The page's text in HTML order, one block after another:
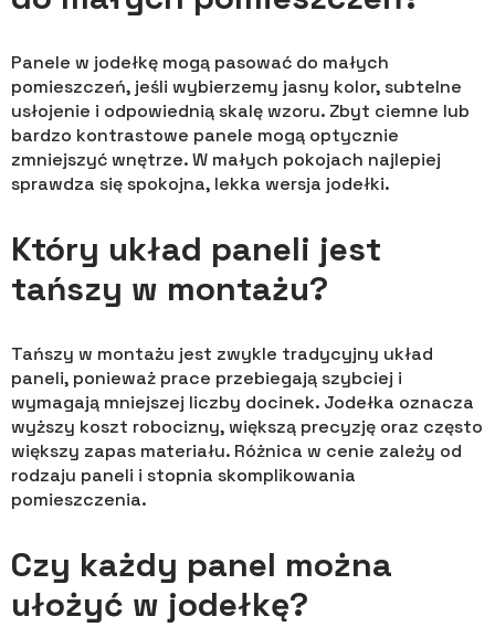
Panele w jodełkę mogą pasować do małych
pomieszczeń, jeśli wybierzemy jasny kolor, subtelne
usłojenie i odpowiednią skalę wzoru. Zbyt ciemne lub
bardzo kontrastowe panele mogą optycznie
zmniejszyć wnętrze. W małych pokojach najlepiej
sprawdza się spokojna, lekka wersja jodełki.
Który układ paneli jest
tańszy w montażu?
Tańszy w montażu jest zwykle tradycyjny układ
paneli, ponieważ prace przebiegają szybciej i
wymagają mniejszej liczby docinek. Jodełka oznacza
wyższy koszt robocizny, większą precyzję oraz często
większy zapas materiału. Różnica w cenie zależy od
rodzaju paneli i stopnia skomplikowania
pomieszczenia.
Czy każdy panel można
ułożyć w jodełkę?